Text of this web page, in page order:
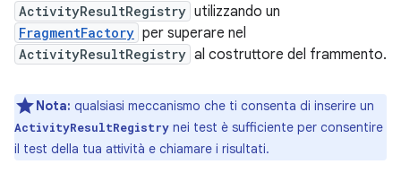
ActivityResultRegistry utilizzando un
FragmentFactory per superare nel
ActivityResultRegistry al costruttore del frammento.
Nota: qualsiasi meccanismo che ti consenta di inserire un
ActivityResultRegistry nei test è sufficiente per consentire
il test della tua attività e chiamare i risultati.